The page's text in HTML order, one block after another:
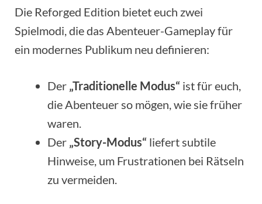
Die Reforged Edition bietet euch zwei
Spielmodi, die das Abenteuer-Gameplay für
ein modernes Publikum neu definieren:
Der „Traditionelle Modus“ ist für euch,
die Abenteuer so mögen, wie sie früher
waren.
Der „Story-Modus“ liefert subtile
Hinweise, um Frustrationen bei Rätseln
zu vermeiden.